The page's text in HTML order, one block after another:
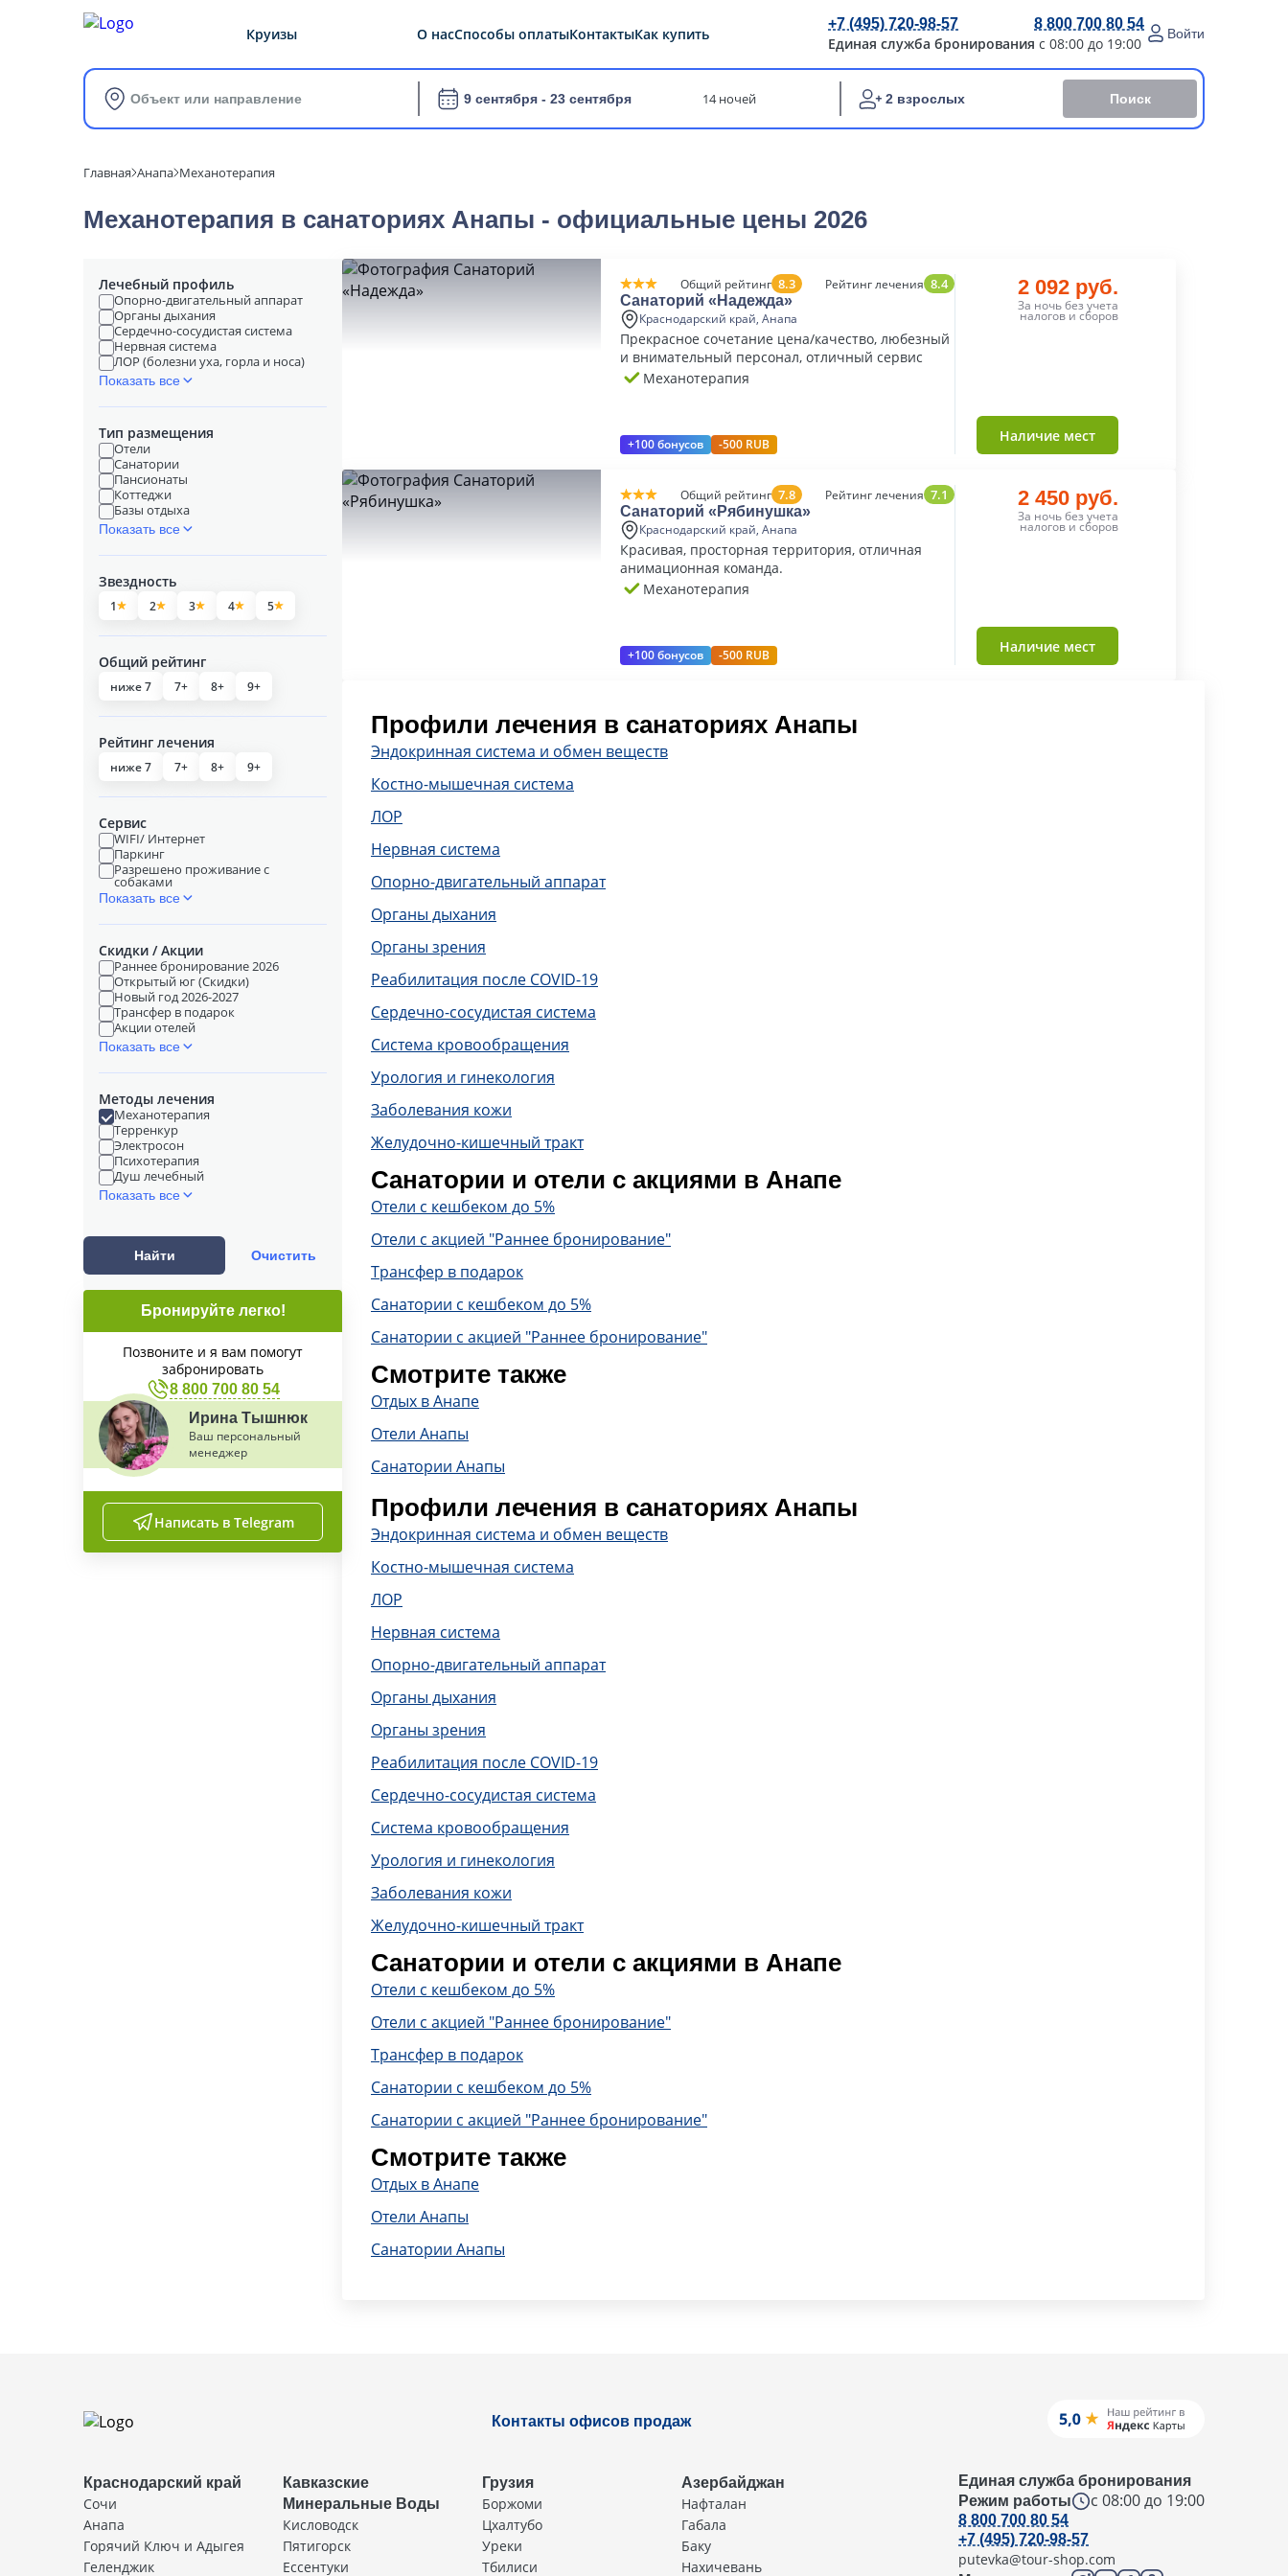
Круизы О насСпособы оплатыКонтактыКак купить
+7 (495) 720-98-57 8 800 700 80 54
Единая служба бронирования с 08:00 до 19:00
Войти
Объект или направление 9 сентября - 23 сентября 14 ночей 2 взрослых Поиск
Главная Анапа Механотерапия
Механотерапия в cанаториях Анапы - официальные цены 2026
Лечебный профиль
Опорно-двигательный аппарат
Органы дыхания
Сердечно-сосудистая система
Нервная система
ЛОР (болезни уха, горла и носа)
Показать все
Тип размещения
Отели
Санатории
Пансионаты
Коттеджи
Базы отдыха
Показать все
Звездность
1 2 3 4 5
Общий рейтинг
ниже 7 7+ 8+ 9+
Рейтинг лечения
ниже 7 7+ 8+ 9+
Сервис
WIFI/ Интернет
Паркинг
Разрешено проживание с
собаками
Показать все
Скидки / Акции
Раннее бронирование 2026
Открытый юг (Скидки)
Новый год 2026-2027
Трансфер в подарок
Акции отелей
Показать все
Методы лечения
Механотерапия
Терренкур
Электросон
Психотерапия
Душ лечебный
Показать все
Найти Очистить
Бронируйте легко!
Позвоните и я вам помогут
забронировать
8 800 700 80 54
Ирина Тышнюк
Ваш персональный
менеджер
Написать в Telegram
Общий рейтинг 8.3 Рейтинг лечения 8.4
Санаторий «Надежда»
Краснодарский край, Анапа
Прекрасное сочетание цена/качество, любезный
и внимательный персонал, отличный сервис
Механотерапия
+100 бонусов -500 RUB
2 092 руб.
За ночь без учета
налогов и сборов
Наличие мест
Общий рейтинг 7.8 Рейтинг лечения 7.1
Санаторий «Рябинушка»
Краснодарский край, Анапа
Красивая, просторная территория, отличная
анимационная команда.
Механотерапия
+100 бонусов -500 RUB
2 450 руб.
За ночь без учета
налогов и сборов
Наличие мест
Профили лечения в санаториях Анапы
Эндокринная система и обмен веществ
Костно-мышечная система
ЛОР
Нервная система
Опорно-двигательный аппарат
Органы дыхания
Органы зрения
Реабилитация после COVID-19
Сердечно-сосудистая система
Система кровообращения
Урология и гинекология
Заболевания кожи
Желудочно-кишечный тракт
Санатории и отели с акциями в Анапе
Отели с кешбеком до 5%
Отели с акцией "Раннее бронирование"
Трансфер в подарок
Санатории с кешбеком до 5%
Санатории с акцией "Раннее бронирование"
Смотрите также
Отдых в Анапе
Отели Анапы
Санатории Анапы
Профили лечения в санаториях Анапы
Эндокринная система и обмен веществ
Костно-мышечная система
ЛОР
Нервная система
Опорно-двигательный аппарат
Органы дыхания
Органы зрения
Реабилитация после COVID-19
Сердечно-сосудистая система
Система кровообращения
Урология и гинекология
Заболевания кожи
Желудочно-кишечный тракт
Санатории и отели с акциями в Анапе
Отели с кешбеком до 5%
Отели с акцией "Раннее бронирование"
Трансфер в подарок
Санатории с кешбеком до 5%
Санатории с акцией "Раннее бронирование"
Смотрите также
Отдых в Анапе
Отели Анапы
Санатории Анапы
Контакты офисов продаж
Краснодарский край
Сочи
Анапа
Горячий Ключ и Адыгея
Геленджик
Кавказские
Минеральные Воды
Кисловодск
Пятигорск
Ессентуки
Грузия
Боржоми
Цхалтубо
Уреки
Тбилиси
Азербайджан
Нафталан
Габала
Баку
Нахичевань
Единая служба бронирования
Режим работы
с 08:00 до 19:00
8 800 700 80 54
+7 (495) 720-98-57
putevka@tour-shop.com